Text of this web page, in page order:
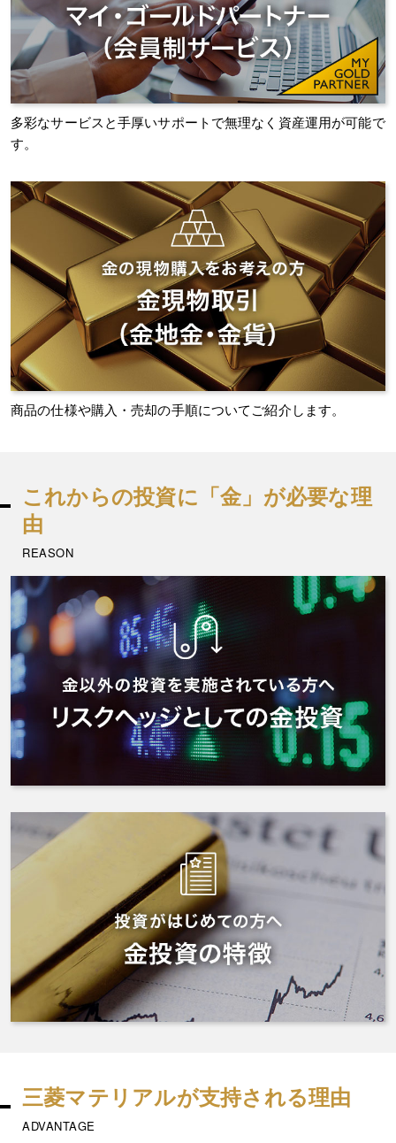
多彩なサービスと手厚いサポートで無理なく資産運用が可能で
す。
商品の仕様や購入・売却の手順についてご紹介します。
これからの投資に「金」が必要な理
由
REASON
三菱マテリアルが支持される理由
ADVANTAGE